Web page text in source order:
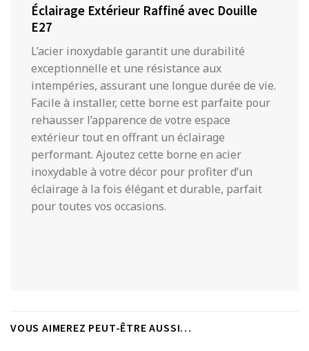
Éclairage Extérieur Raffiné avec Douille
E27
L’acier inoxydable garantit une durabilité
exceptionnelle et une résistance aux
intempéries, assurant une longue durée de vie.
Facile à installer, cette borne est parfaite pour
rehausser l’apparence de votre espace
extérieur tout en offrant un éclairage
performant. Ajoutez cette borne en acier
inoxydable à votre décor pour profiter d’un
éclairage à la fois élégant et durable, parfait
pour toutes vos occasions.
VOUS AIMEREZ PEUT-ÊTRE AUSSI…